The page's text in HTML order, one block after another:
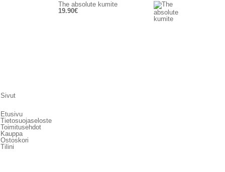
The absolute kumite
19.90€
Sivut
Etusivu
Tietosuojaseloste
Toimitusehdot
Kauppa
Ostoskori
Tilini